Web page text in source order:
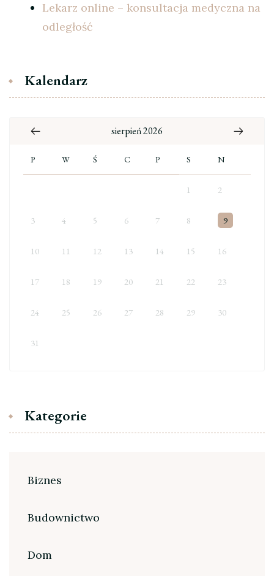
Lekarz online – konsultacja medyczna na
odległość
Kalendarz
sierpień 2026
P W Ś C P S N
1 2
3 4 5 6 7 8 9
10 11 12 13 14 15 16
17 18 19 20 21 22 23
24 25 26 27 28 29 30
31
Kategorie
Biznes
Budownictwo
Dom